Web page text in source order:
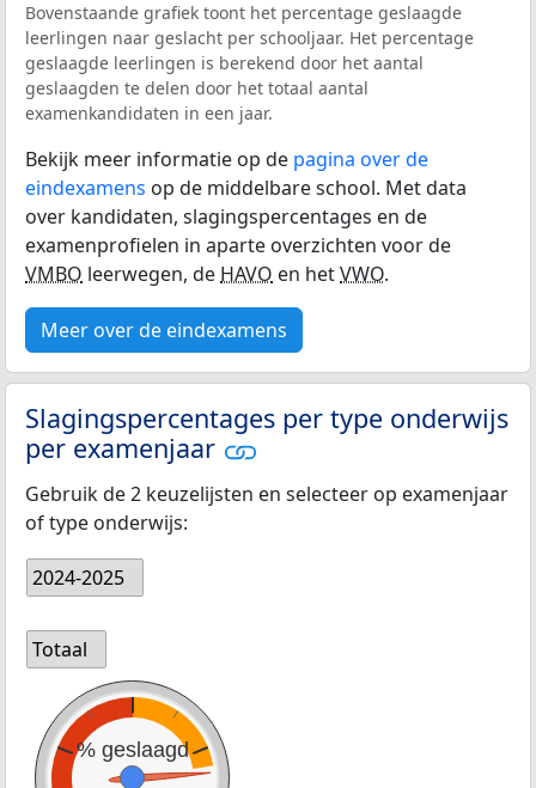
Bovenstaande grafiek toont het percentage geslaagde
leerlingen naar geslacht per schooljaar. Het percentage
geslaagde leerlingen is berekend door het aantal
geslaagden te delen door het totaal aantal
examenkandidaten in een jaar.
Bekijk meer informatie op de pagina over de
eindexamens op de middelbare school. Met data
over kandidaten, slagingspercentages en de
examenprofielen in aparte overzichten voor de
VMBO leerwegen, de HAVO en hetVWO.
Meer over de eindexamens
Slagingspercentages per type onderwijs
per examenjaar
Gebruik de 2 keuzelijsten en selecteer op examenjaar
of type onderwijs:
2024-2025
Totaal
% geslaagd